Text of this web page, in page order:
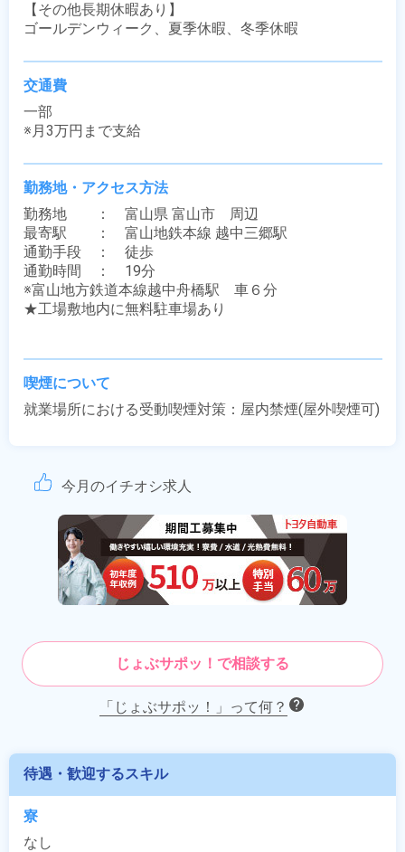
【その他長期休暇あり】
ゴールデンウィーク、夏季休暇、冬季休暇
交通費
一部
※月3万円まで支給
勤務地・アクセス方法
勤務地　　：　富山県 富山市　周辺
最寄駅　　：　富山地鉄本線 越中三郷駅
通勤手段　：　徒歩
通勤時間　：　19分
※富山地方鉄道本線越中舟橋駅　車６分
★工場敷地内に無料駐車場あり
喫煙について
就業場所における受動喫煙対策：屋内禁煙(屋外喫煙可)
今月のイチオシ求人
じょぶサポッ！で相談する
「じょぶサポッ！」って何？
待遇・歓迎するスキル
寮
なし